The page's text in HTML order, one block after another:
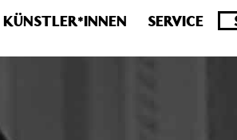
stattdessen get_permalink(). in
/
KÜNSTLER*INNEN
SERVICE